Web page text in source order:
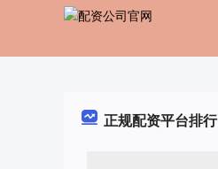
正规配资平台排行